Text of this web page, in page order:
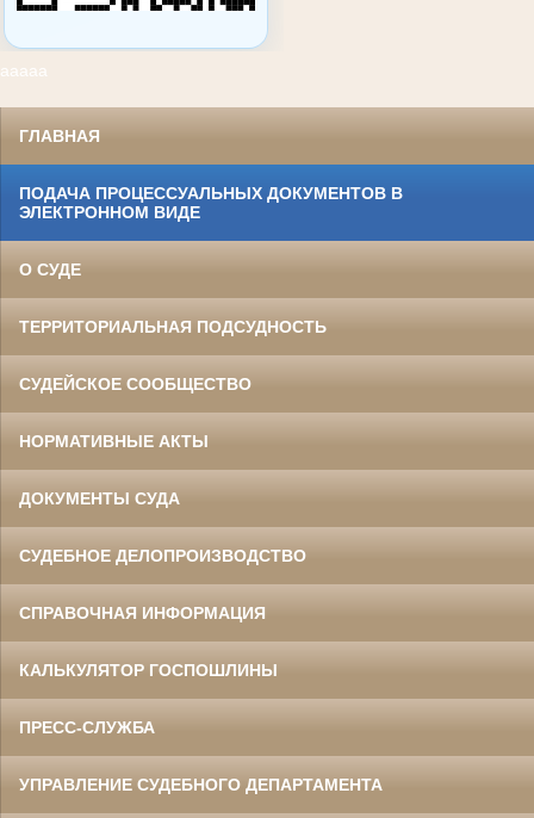
ааааа
ГЛАВНАЯ
ПОДАЧА ПРОЦЕССУАЛЬНЫХ ДОКУМЕНТОВ В
ЭЛЕКТРОННОМ ВИДЕ
О СУДЕ
ТЕРРИТОРИАЛЬНАЯ ПОДСУДНОСТЬ
СУДЕЙСКОЕ СООБЩЕСТВО
НОРМАТИВНЫЕ АКТЫ
ДОКУМЕНТЫ СУДА
СУДЕБНОЕ ДЕЛОПРОИЗВОДСТВО
СПРАВОЧНАЯ ИНФОРМАЦИЯ
КАЛЬКУЛЯТОР ГОСПОШЛИНЫ
ПРЕСС-СЛУЖБА
УПРАВЛЕНИЕ СУДЕБНОГО ДЕПАРТАМЕНТА